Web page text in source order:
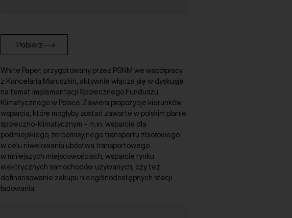
Pobierz
White Paper, przygotowany przez PSNM we współpracy
z Kancelarią Maruszkin, aktywnie włącza się w dyskusję
na temat implementacji Społecznego Funduszu
Klimatycznego w Polsce. Zawiera propozycje kierunków
wsparcia, które mogłyby zostać zawarte w polskim planie
społeczno-klimatycznym – m.in. wsparcie dla
podmiejskiego, zeroemisyjnego transportu zbiorowego
w celu niwelowania ubóstwa transportowego
w mniejszych miejscowościach, wsparcie rynku
elektrycznych samochodów używanych, czy też
dofinansowanie zakupu nieogólnodostępnych stacji
ładowania.